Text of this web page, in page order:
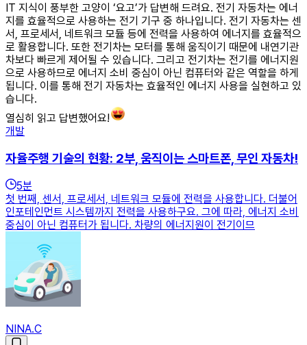
IT 지식이 풍부한 고양이 ‘요고’가 답변해 드려요. 전기 자동차는 에너
지를 효율적으로 사용하는 전기 기구 중 하나입니다. 전기 자동차는 센
서, 프로세서, 네트워크 모듈 등에 전력을 사용하여 에너지를 효율적으
로 활용합니다. 또한 전기차는 모터를 통해 움직이기 때문에 내연기관
차보다 빠르게 제어될 수 있습니다. 그리고 전기차는 전기를 에너지원
으로 사용하므로 에너지 소비 중심이 아닌 컴퓨터와 같은 역할을 하게
됩니다. 이를 통해 전기 자동차는 효율적인 에너지 사용을 실현하고 있
습니다.
열심히 읽고 답변했어요!
개발
자율주행 기술의 현황: 2부, 움직이는 스마트폰, 무인 자동차!
5분
첫 번째, 센서, 프로세서, 네트워크 모듈에 전력을 사용합니다. 더불어
인포테인먼트 시스템까지 전력을 사용하구요. 그에 따라, 에너지 소비
중심이 아닌 컴퓨터가 됩니다. 차량의 에너지원이 전기이므
NINA.C